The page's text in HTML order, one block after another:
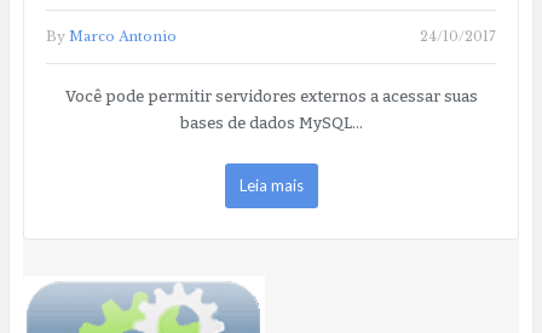
By Marco Antonio 24/10/2017
Você pode permitir servidores externos a acessar suas
bases de dados MySQL…
Leia mais